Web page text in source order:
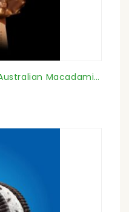
IP Nuii Salted Caramel & Australian Macadamia (Karton)